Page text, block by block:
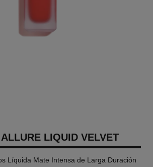
LIQUID VELVET
Líquida Mate Intensa de Larga Duración